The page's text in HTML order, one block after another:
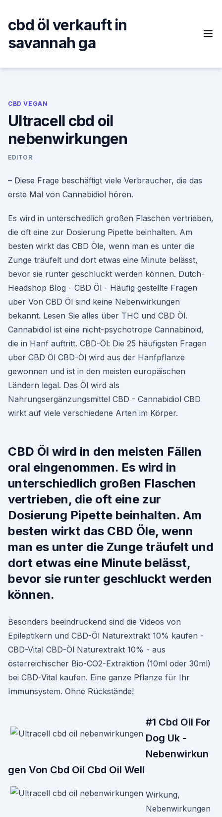
content
cbd öl verkauft in
savannah ga
CBD VEGAN
Ultracell cbd oil
nebenwirkungen
EDITOR
– Diese Frage beschäftigt viele Verbraucher, die das
erste Mal von Cannabidiol hören.
Es wird in unterschiedlich großen Flaschen vertrieben,
die oft eine zur Dosierung Pipette beinhalten. Am
besten wirkt das CBD Öle, wenn man es unter die
Zunge träufelt und dort etwas eine Minute belässt,
bevor sie runter geschluckt werden können. Dutch-
Headshop Blog - CBD Öl - Häufig gestellte Fragen
uber Von CBD Öl sind keine Nebenwirkungen
bekannt. Lesen Sie alles über THC und CBD Öl.
Cannabidiol ist eine nicht-psychotrope Cannabinoid,
die in Hanf auftritt. CBD-Öl: Die 25 häufigsten Fragen
uber CBD Öl CBD-Öl wird aus der Hanfpflanze
gewonnen und ist in den meisten europäischen
Ländern legal. Das Öl wird als
Nahrungsergänzungsmittel CBD - Cannabidiol CBD
wirkt auf viele verschiedene Arten im Körper.
CBD Öl wird in den meisten Fällen
oral eingenommen. Es wird in
unterschiedlich großen Flaschen
vertrieben, die oft eine zur
Dosierung Pipette beinhalten. Am
besten wirkt das CBD Öle, wenn
man es unter die Zunge träufelt und
dort etwas eine Minute belässt,
bevor sie runter geschluckt werden
können.
Besonders beeindruckend sind die Videos von
Epileptikern und CBD-Öl Naturextrakt 10% kaufen -
CBD-Vital CBD-Öl Naturextrakt 10% - aus
österreichischer Bio-CO2-Extraktion (10ml oder 30ml)
bei CBD-Vital kaufen. Eine ganze Pflanze für Ihr
Immunsystem. Ohne Rückstände!
#1 Cbd Oil For
Dog Uk -
Nebenwirkun
gen Von Cbd Oil Cbd Oil Well
Wirkung,
Nebenwirkungen